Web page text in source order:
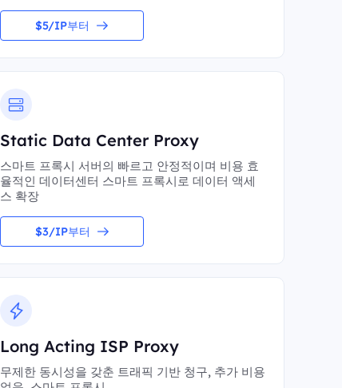
$5/IP부터
Static Data Center Proxy
스마트 프록시 서버의 빠르고 안정적이며 비용 효
율적인 데이터센터 스마트 프록시로 데이터 액세
스 확장
$3/IP부터
Long Acting ISP Proxy
무제한 동시성을 갖춘 트래픽 기반 청구, 추가 비용